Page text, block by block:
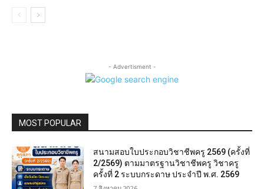
- Advertisment -
MOST POPULAR
สนามสอบใบประกอบวิชาชีพครู 2569 (ครั้งที่
2/2569) ตามมาตรฐานวิชาชีพครู วิชาครู
ครั้งที่ 2 ระบบกระดาษ ประจำปี พ.ศ. 2569